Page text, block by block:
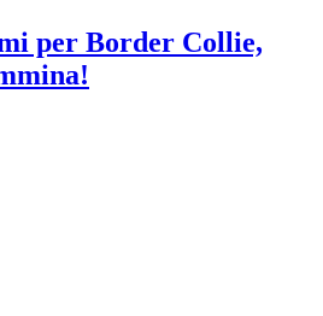
per Border Collie,